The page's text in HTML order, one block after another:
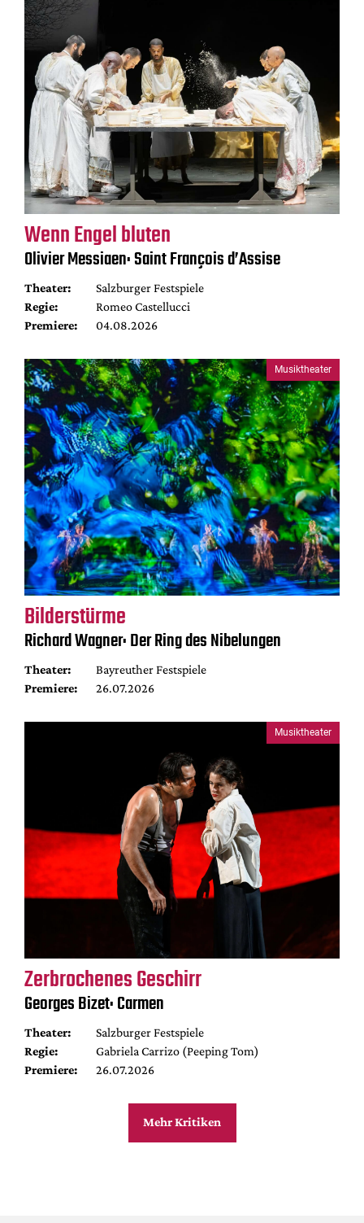
Wenn Engel bluten
Olivier Messiaen: Saint François d’Assise
Theater:
Salzburger Festspiele
Regie:
Romeo Castellucci
Premiere:
04.08.2026
Musiktheater
Bilderstürme
Richard Wagner: Der Ring des Nibelungen
Theater:
Bayreuther Festspiele
Premiere:
26.07.2026
Musiktheater
Zerbrochenes Geschirr
Georges Bizet: Carmen
Theater:
Salzburger Festspiele
Regie:
Gabriela Carrizo (Peeping Tom)
Premiere:
26.07.2026
Mehr Kritiken